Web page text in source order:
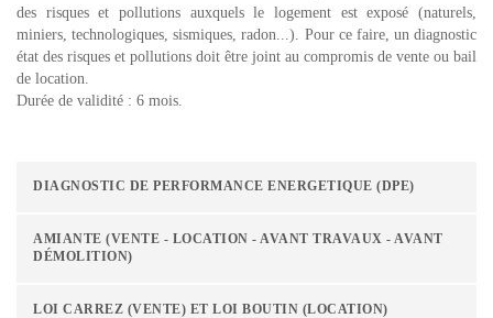
des risques et pollutions auxquels le logement est exposé (naturels,
miniers, technologiques, sismiques, radon...). Pour ce faire, un diagnostic
état des risques et pollutions doit être joint au compromis de vente ou bail
de location.
Durée de validité : 6 mois.
DIAGNOSTIC DE PERFORMANCE ENERGETIQUE (DPE)
AMIANTE (VENTE - LOCATION - AVANT TRAVAUX - AVANT
DÉMOLITION)
LOI CARREZ (VENTE) ET LOI BOUTIN (LOCATION)